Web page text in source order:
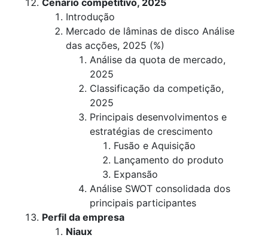
Cenário competitivo, 2025
Introdução
Mercado de lâminas de disco Análise
das acções, 2025 (%)
Análise da quota de mercado,
2025
Classificação da competição,
2025
Principais desenvolvimentos e
estratégias de crescimento
Fusão e Aquisição
Lançamento do produto
Expansão
Análise SWOT consolidada dos
principais participantes
Perfil da empresa
Niaux